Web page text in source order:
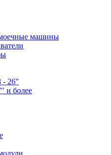
машины
- 26"
и более